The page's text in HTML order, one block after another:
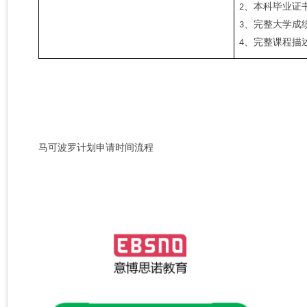
2、本科毕业证
3、 完整大学成
4、 完整课程描
马可波罗计划申请时间流程